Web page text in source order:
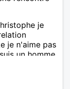
je
je n'aime pas
un homme
pas à
je suis du